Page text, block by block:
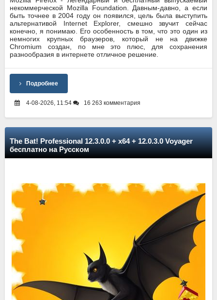
некоммерческой Mozilla Foundation. Давным-давно, а если
быть точнее в 2004 году он появился, цель была выступить
альтернативой Internet Explorer, смешно звучит сейчас
конечно, я понимаю. Его особенность в том, что это один из
немногих крупных браузеров, который не на движке
Chromium создан, по мне это плюс, для сохранения
разнообразия в интернете отличное решение.
Подробнее
4-08-2026, 11:54 16 263 комментария
The Bat! Professional 12.3.0.0 + x64 + 12.0.3.0 Voyager
бесплатно на Русском